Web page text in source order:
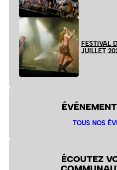
FESTIVAL
JUILLET
TOUS NOS
ÉCOUTEZ